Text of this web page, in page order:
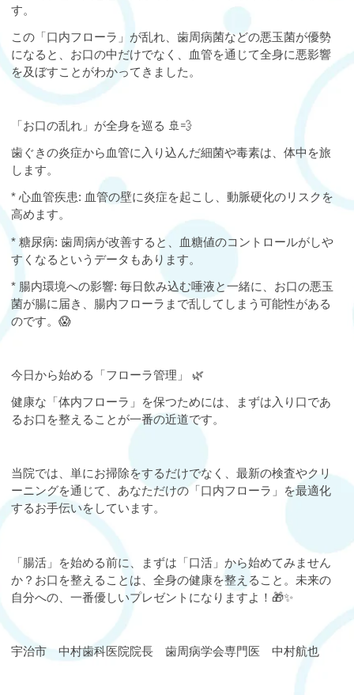
す。
この「口内フローラ」が乱れ、歯周病菌などの悪玉菌が優勢
になると、お口の中だけでなく、血管を通じて全身に悪影響
を及ぼすことがわかってきました。
「お口の乱れ」が全身を巡る 🚢💨
歯ぐきの炎症から血管に入り込んだ細菌や毒素は、体中を旅
します。
* 心血管疾患: 血管の壁に炎症を起こし、動脈硬化のリスクを
高めます。
* 糖尿病: 歯周病が改善すると、血糖値のコントロールがしや
すくなるというデータもあります。
* 腸内環境への影響: 毎日飲み込む唾液と一緒に、お口の悪玉
菌が腸に届き、腸内フローラまで乱してしまう可能性がある
のです。😱
今日から始める「フローラ管理」 🌿
健康な「体内フローラ」を保つためには、まずは入り口であ
るお口を整えることが一番の近道です。
当院では、単にお掃除をするだけでなく、最新の検査やクリ
ーニングを通じて、あなただけの「口内フローラ」を最適化
するお手伝いをしています。
「腸活」を始める前に、まずは「口活」から始めてみません
か？お口を整えることは、全身の健康を整えること。未来の
自分への、一番優しいプレゼントになりますよ！🎁✨
宇治市 中村歯科医院院長 歯周病学会専門医 中村航也